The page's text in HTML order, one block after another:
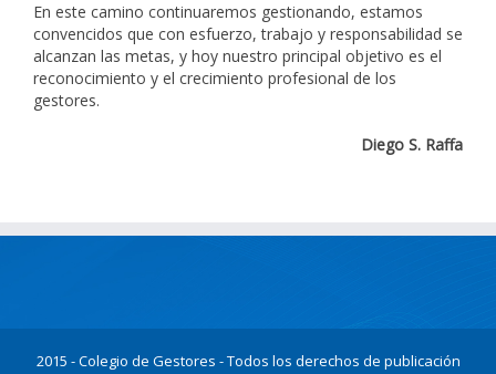
En este camino continuaremos gestionando, estamos
convencidos que con esfuerzo, trabajo y responsabilidad se
alcanzan las metas, y hoy nuestro principal objetivo es el
reconocimiento y el crecimiento profesional de los
gestores.
Diego S. Raffa
2015 - Colegio de Gestores - Todos los derechos de publicación